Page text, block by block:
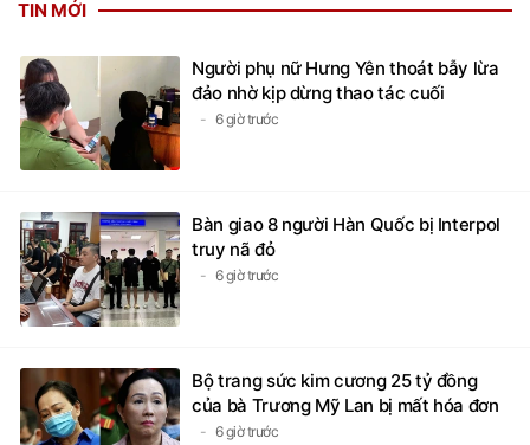
đảo nhờ kịp dừng thao tác cuối
6 giờ trước
truy nã đỏ
6 giờ trước
của bà Trương Mỹ Lan bị mất hóa đơn
6 giờ trước